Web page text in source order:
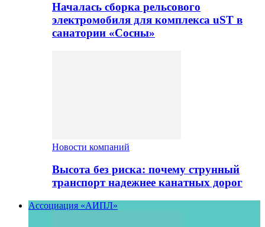
Началась сборка рельсового
электромобиля для комплекса uST в
санатории «Сосны»
Новости компаний
Высота без риска: почему струнный
транспорт надежнее канатных дорог
Ассоциация «АИПЛ»